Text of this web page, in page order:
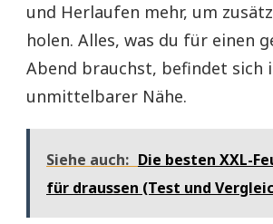
und Herlaufen mehr, um
holen. Alles, was du für einen
Abend brauchst, befindet sich
unmittelbarer Nähe.
Siehe auch: Die besten XXL-
für draussen (Test und